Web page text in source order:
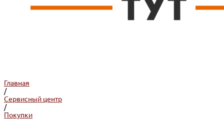
Главная
/
Сервисный центр
/
Покупки